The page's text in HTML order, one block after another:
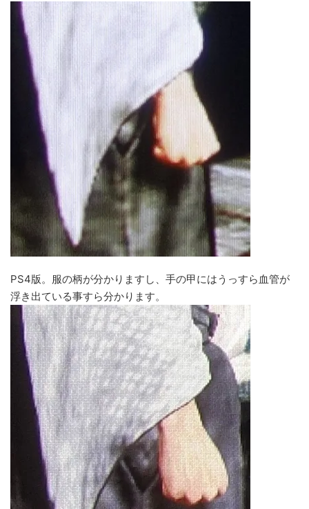
PS4版。服の柄が分かりますし、手の甲にはうっすら血管が
浮き出ている事すら分かります。